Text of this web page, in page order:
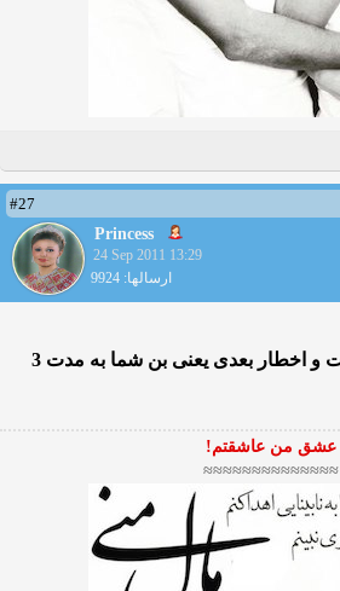
#27
Princess
24 Sep 2011 13:29
ارسالها: 9924
این دومین اخطار شماست و اخطار بعدی یعنی بن شما به مدت 3
عشق من عاشقتم!
≈≈≈≈≈≈≈≈≈≈≈≈≈≈